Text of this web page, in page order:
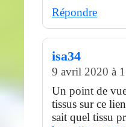
Répondre
isa34
9 avril 2020 à
Un point de
tissus sur ce
sait quel tissu